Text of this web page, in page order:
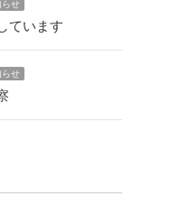
らせ
ています
らせ